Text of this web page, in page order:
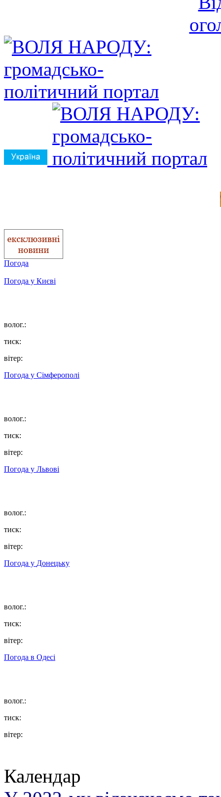
Погода
Погода у Києві
волог.:
тиск:
вітер:
Погода у Сімферополі
волог.:
тиск:
вітер:
Погода у Львові
волог.:
тиск:
вітер:
Погода у Донецьку
волог.:
тиск:
вітер:
Погода в Одесі
волог.:
тиск:
вітер:
Календар